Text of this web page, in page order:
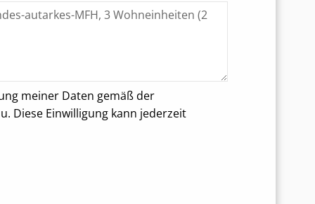
meiner Daten gemäß der
Diese Einwilligung kann jederzeit